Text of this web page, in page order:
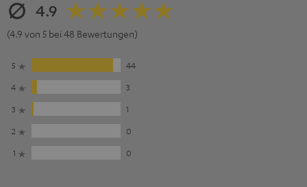
4.9
(4.9 von 5 bei 48 Bewertungen)
5
44
4
3
3
1
2
0
1
0